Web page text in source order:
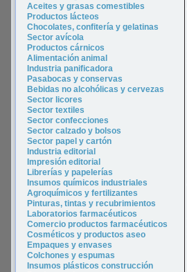
Aceites y grasas comestibles
Productos lácteos
Chocolates, confitería y gelatinas
Sector avícola
Productos cárnicos
Alimentación animal
Industria panificadora
Pasabocas y conservas
Bebidas no alcohólicas y cervezas
Sector licores
Sector textiles
Sector confecciones
Sector calzado y bolsos
Sector papel y cartón
Industria editorial
Impresión editorial
Librerías y papelerías
Insumos químicos industriales
Agroquímicos y fertilizantes
Pinturas, tintas y recubrimientos
Laboratorios farmacéuticos
Comercio productos farmacéuticos
Cosméticos y productos aseo
Empaques y envases
Colchones y espumas
Insumos plásticos construcción